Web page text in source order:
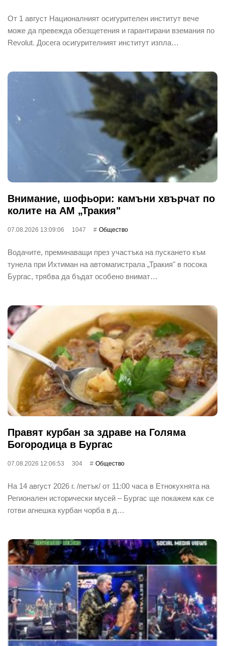
От 1 август Националният осигурителен институт вече
може да превежда обезщетения и гарантирани вземания по
Revolut. Досега осигурителният институт изпла…
Внимание, шофьори: камъни хвърчат по
колите на АМ „Тракия"
07.08.2026 13:09:06 1047 Общество
Водачите, преминаващи през участъка на пускането към
тунела при Ихтиман на автомагистрала „Тракия" в посока
Бургас, трябва да бъдат особено внимат…
Правят курбан за здраве на Голяма
Богородица в Бургас
07.08.2026 12:06:53 304 Общество
На 14 август 2026 г. /петък/ от 11:00 часа в Етнокухнята на
Регионален исторически мусей – Бургас ще покажем как се
готви агнешка курбан чорба в д…